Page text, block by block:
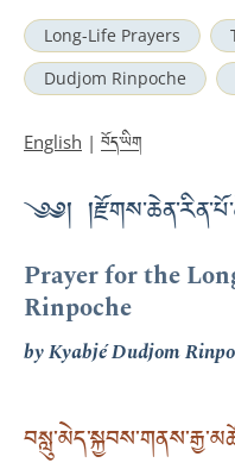
Long-Life Prayers
Dudjom Rinpoche
English | བོད་ཡིག
༄༅།
Prayer for the
Rinpoche
by Kyabjé Dudjom